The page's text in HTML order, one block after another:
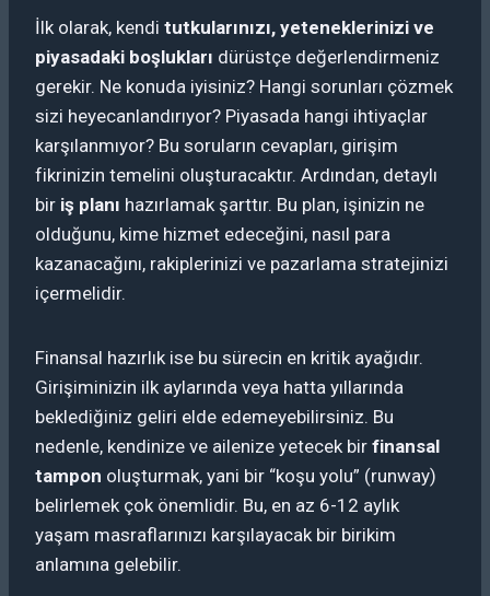
İlk olarak, kendi tutkularınızı, yeteneklerinizi ve
piyasadaki boşlukları dürüstçe değerlendirmeniz
gerekir. Ne konuda iyisiniz? Hangi sorunları çözmek
sizi heyecanlandırıyor? Piyasada hangi ihtiyaçlar
karşılanmıyor? Bu soruların cevapları, girişim
fikrinizin temelini oluşturacaktır. Ardından, detaylı
bir iş planı hazırlamak şarttır. Bu plan, işinizin ne
olduğunu, kime hizmet edeceğini, nasıl para
kazanacağını, rakiplerinizi ve pazarlama stratejinizi
içermelidir.
Finansal hazırlık ise bu sürecin en kritik ayağıdır.
Girişiminizin ilk aylarında veya hatta yıllarında
beklediğiniz geliri elde edemeyebilirsiniz. Bu
nedenle, kendinize ve ailenize yetecek bir finansal
tampon oluşturmak, yani bir “koşu yolu” (runway)
belirlemek çok önemlidir. Bu, en az 6-12 aylık
yaşam masraflarınızı karşılayacak bir birikim
anlamına gelebilir.